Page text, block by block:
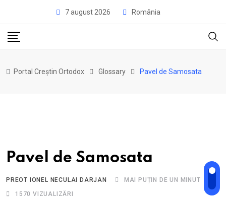
content
7 august 2026 România
Portal Creștin Ortodox Glossary Pavel de Samosata
Pavel de Samosata
PREOT IONEL NECULAI DARJAN
MAI PUȚIN DE UN MINUT
1570 VIZUALIZĂRI